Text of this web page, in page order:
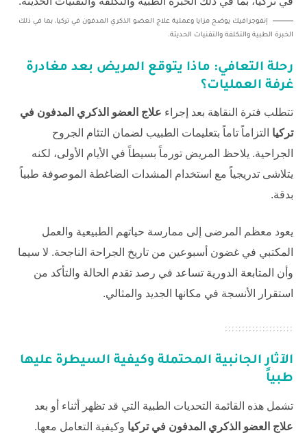
إنفوجرافيك يوضح مزايا وعملية علاج العضو الذكري المدفون في تركيا، بما في ذلك
الخبرة الطبية والتكلفة والتقنيات الحديثة.
رحلة التعافي: ماذا يتوقع المريض بعد مغادرة
غرفة العمليات؟
تتطلب فترة النقاهة بعد إجراء علاج العضو الذكري المدفون في
تركيا التزاماً تاماً بتعليمات الطبيب لضمان التئام الجروح
الجراحية. يلاحظ المريض تورماً بسيطاً في الأيام الأولى، لكنه
يتلاشى تدريجياً مع استخدام المشدات الضاغطة الموصوفة طبياً
بدقة.
يعود معظم المرضى إلى ممارسة حياتهم الطبيعية والعمل
المكتبي في غضون أسبوعين من تاريخ الجراحة الناجحة. لا سيما
وأن المتابعة الدورية تساعد في رصد تقدم الحالة والتأكد من
استقرار الأنسجة في مكانها الجديد والمثالي.
الآثار الجانبية المحتملة وكيفية السيطرة عليها
طبياً
تشمل هذه القائمة التحديات الطبية التي قد تظهر أثناء أو بعد
علاج العضو الذكري المدفون في تركيا وكيفية التعامل معها.